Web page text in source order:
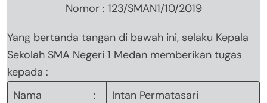
Nomor : 123/SMAN1/10/2019
Yang bertanda tangan di bawah ini, selaku Kepala
Sekolah SMA Negeri 1 Medan memberikan tugas
kepada :
Nama
:
Intan Permatasari